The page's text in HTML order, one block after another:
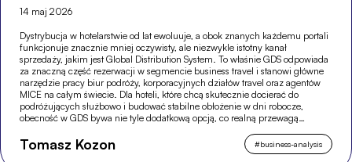
14 maj 2026
Dystrybucja w hotelarstwie od lat ewoluuje, a obok znanych każdemu portali
funkcjonuje znacznie mniej oczywisty, ale niezwykle istotny kanał
sprzedaży, jakim jest Global Distribution System. To właśnie GDS odpowiada
za znaczną część rezerwacji w segmencie business travel i stanowi główne
narzędzie pracy biur podróży, korporacyjnych działów travel oraz agentów
MICE na całym świecie. Dla hoteli, które chcą skutecznie docierać do
podróżujących służbowo i budować stabilne obłożenie w dni robocze,
obecność w GDS bywa nie tyle dodatkową opcją, co realną przewagą
Tomasz Kozon #business-analysis